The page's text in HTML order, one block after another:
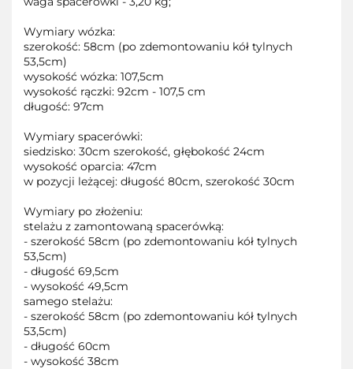
Wymiary wózka:
szerokość: 58cm (po zdemontowaniu kół tylnych
53,5cm)
wysokość wózka: 107,5cm
wysokość rączki: 92cm - 107,5 cm
długość: 97cm
Wymiary spacerówki:
siedzisko: 30cm szerokość, głębokość 24cm
wysokość oparcia: 47cm
w pozycji leżącej: długość 80cm, szerokość 30cm
Wymiary po złożeniu:
stelażu z zamontowaną spacerówką:
- szerokość 58cm (po zdemontowaniu kół tylnych
53,5cm)
- długość 69,5cm
- wysokość 49,5cm
samego stelażu:
- szerokość 58cm (po zdemontowaniu kół tylnych
53,5cm)
- długość 60cm
- wysokość 38cm